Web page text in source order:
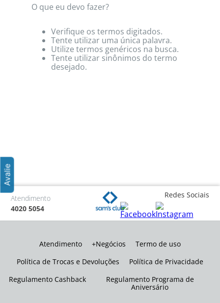
O que eu devo fazer?
Verifique os termos digitados.
Tente utilizar uma única palavra.
Utilize termos genéricos na busca.
Tente utilizar sinônimos do termo
desejado.
Atendimento
4020 5054
Redes Sociais
Atendimento +Negócios
Termo de uso
Política de Trocas e Devoluções
Política de Privacidade
Regulamento Cashback
Regulamento Programa de
Aniversário
º Papel Higienico
Leite